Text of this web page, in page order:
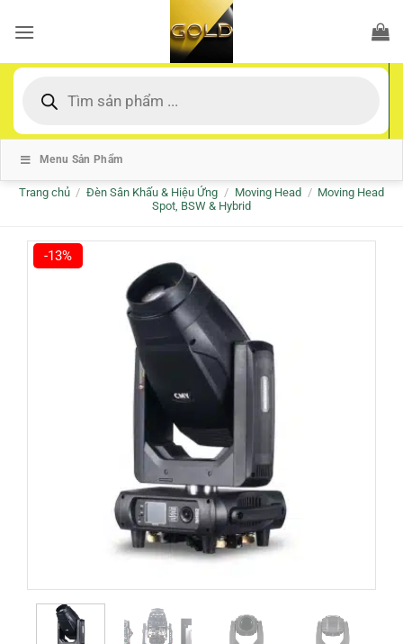
qua
dung
kiếm
Menu Sản Phẩm
Trang chủ / Đèn Sân Khấu & Hiệu Ứng / Moving Head / Moving Head
Spot, BSW & Hybrid
-13%